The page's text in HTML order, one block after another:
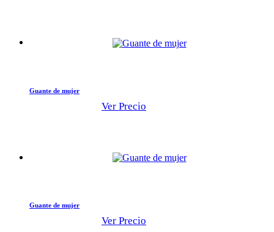
Guante de mujer
Ver Precio
Guante de mujer
Ver Precio